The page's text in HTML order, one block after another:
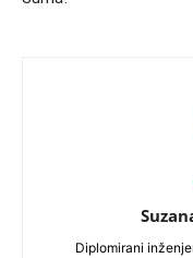
Diplomirani